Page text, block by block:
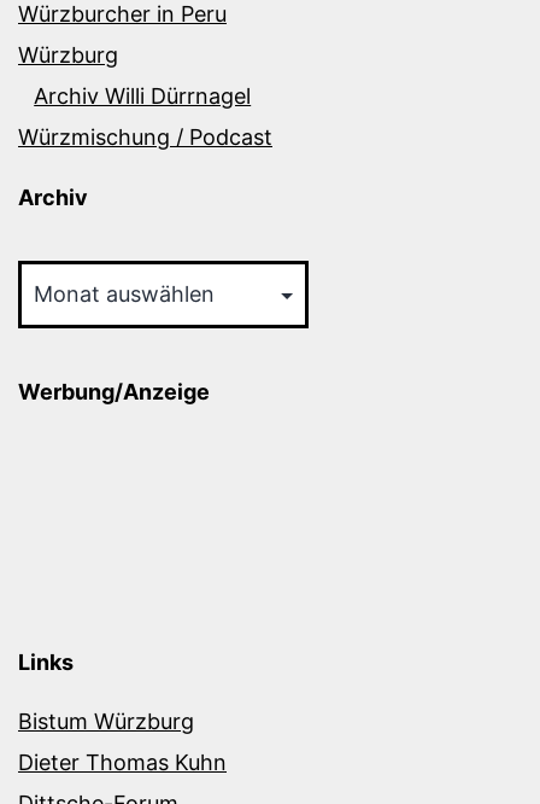
Würzburcher in Peru
Würzburg
Archiv Willi Dürrnagel
Würzmischung / Podcast
Archiv
Werbung/Anzeige
Links
Bistum Würzburg
Dieter Thomas Kuhn